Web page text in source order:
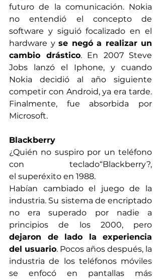
futuro de la comunicación. Nokia
no entendió el concepto de
software y siguió focalizado en el
hardware y se negó a realizar un
cambio drástico. En 2007 Steve
Jobs lanzó el Iphone, y cuando
Nokia decidió al año siguiente
competir con Android, ya era tarde.
Finalmente, fue absorbida por
Microsoft.
Blackberry
¿Quién no suspiro por un teléfono
con teclado“Blackberry?,
el superéxito en 1988.
Habían cambiado el juego de la
industria. Su sistema de encriptado
no era superado por nadie a
dejaron de lado la experiencia
del usuario. Pocos años después, la
industria de los teléfonos móviles
se enfocó en pantallas más